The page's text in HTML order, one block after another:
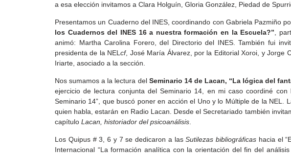
a esa elección invitamos a Clara Holguín, Gloria González, Piedad de
Presentamos un Cuaderno del INES, coordinando con Gabriela Pazmiño
los Cuadernos del INES 16 a nuestra formación en la Escuela?” ,
animó: Martha Carolina Forero, del Directorio del INES. También fui
presidenta de la NELcf, José María Álvarez, por la Editorial Xoroi, y Jorge
Iriarte, asociado a la sección.
Nos sumamos a la lectura del Seminario 14 de Lacan, “La lógica del
ejercicio de lectura conjunta del Seminario 14, en mi caso coordiné
Seminario 14”, que buscó poner en acción el Uno y lo Múltiple de la
quien habla, estarán en Radio Lacan. Desde el Secretariado también
capítulo Lacan, historiador del psicoanálisis
Los Quipus # 3, 6 y 7 se dedicaron a lasSutilezas bibliográficas hacia el
Internacional “La formación analítica con la orientación del fin del